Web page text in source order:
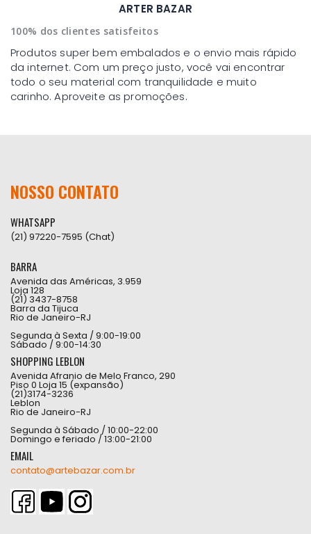
ARTER BAZAR
100% dos clientes satisfeitos
Produtos super bem embalados e o envio mais rápido
da internet. Com um preço justo, você vai encontrar
todo o seu material com tranquilidade e muito
carinho. Aproveite as promoções.
NOSSO CONTATO
WHATSAPP
(21) 97220-7595 (Chat)
BARRA
Avenida das Américas, 3.959
Loja 128
(21) 3437-8758
Barra da Tijuca
Rio de Janeiro-RJ
Segunda à Sexta / 9:00-19:00
Sábado / 9:00-14:30
SHOPPING LEBLON
Avenida Afranio de Melo Franco, 290
Piso 0 Loja 15 (expansão)
(21)3174-3236
Leblon
Rio de Janeiro-RJ
Segunda à Sábado / 10:00-22:00
Domingo e feriado / 13:00-21:00
EMAIL
contato@artebazar.com.br